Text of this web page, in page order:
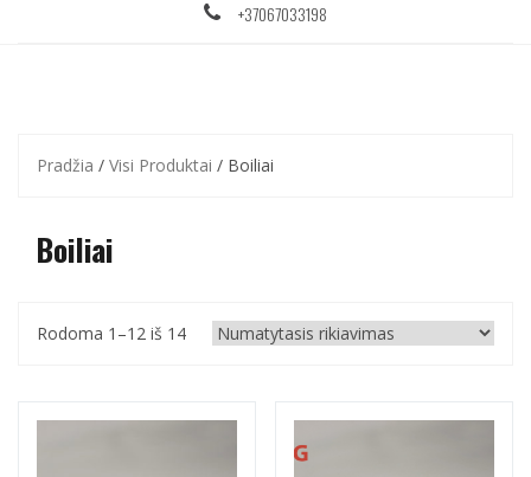
+37067033198
Pradžia / Visi Produktai / Boiliai
Boiliai
Rodoma 1–12 iš 14